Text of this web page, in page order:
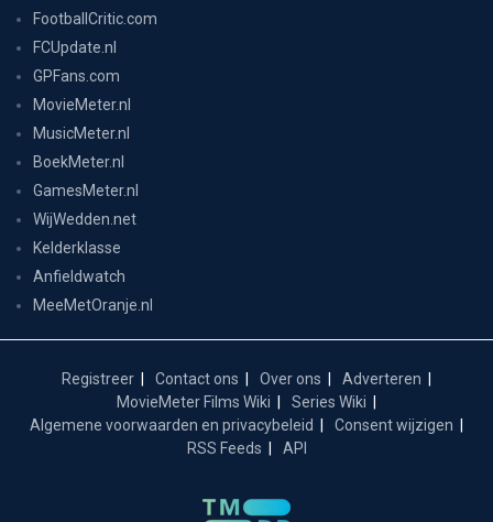
FootballCritic.com
FCUpdate.nl
GPFans.com
MovieMeter.nl
MusicMeter.nl
BoekMeter.nl
GamesMeter.nl
WijWedden.net
Kelderklasse
Anfieldwatch
MeeMetOranje.nl
Registreer Contact ons Over ons
Adverteren
MovieMeter Films Wiki
Series Wiki
Algemene voorwaarden en privacybeleid
Consent wijzigen
RSS Feeds
API